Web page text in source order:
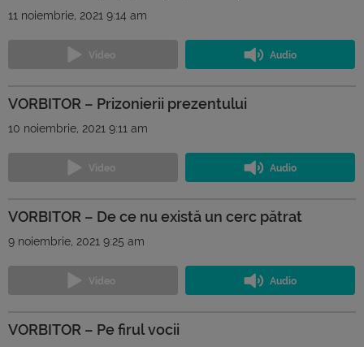
11 noiembrie, 2021 9:14 am
VORBITOR – Prizonierii prezentului
10 noiembrie, 2021 9:11 am
VORBITOR – De ce nu există un cerc pătrat
9 noiembrie, 2021 9:25 am
VORBITOR – Pe firul vocii